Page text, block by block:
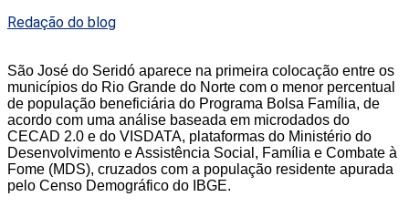
Redação do blog
São José do Seridó aparece na primeira colocação entre os
municípios do Rio Grande do Norte com o menor percentual
de população beneficiária do Programa Bolsa Família, de
acordo com uma análise baseada em microdados do
CECAD 2.0 e do VISDATA, plataformas do Ministério do
Desenvolvimento e Assistência Social, Família e Combate à
Fome (MDS), cruzados com a população residente apurada
pelo Censo Demográfico do IBGE.